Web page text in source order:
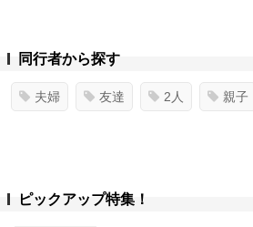
同行者から探す
夫婦 友達 2人 親子
ピックアップ特集！